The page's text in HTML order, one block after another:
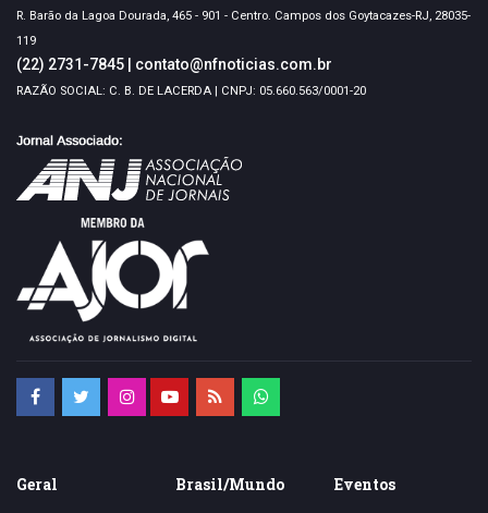
R. Barão da Lagoa Dourada, 465 - 901 - Centro. Campos dos Goytacazes-RJ, 28035-
119
(22) 2731-7845 contato@nfnoticias.com.br
RAZÃO SOCIAL: C. B. DE LACERDA | CNPJ: 05.660.563/0001-20
Geral
Brasil/Mundo
Eventos